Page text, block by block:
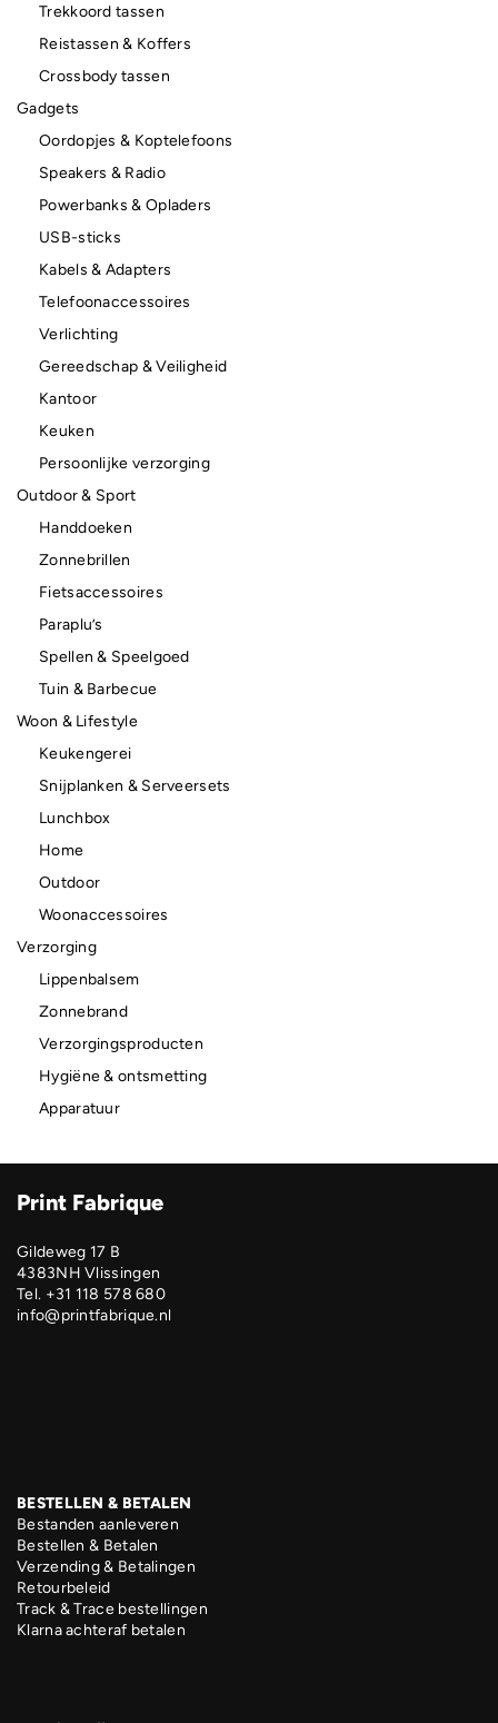
Trekkoord tassen
Reistassen & Koffers
Crossbody tassen
Gadgets
Oordopjes & Koptelefoons
Speakers & Radio
Powerbanks & Opladers
USB-sticks
Kabels & Adapters
Telefoonaccessoires
Verlichting
Gereedschap & Veiligheid
Kantoor
Keuken
Persoonlijke verzorging
Outdoor & Sport
Handdoeken
Zonnebrillen
Fietsaccessoires
Paraplu’s
Spellen & Speelgoed
Tuin & Barbecue
Woon & Lifestyle
Keukengerei
Snijplanken & Serveersets
Lunchbox
Home
Outdoor
Woonaccessoires
Verzorging
Lippenbalsem
Zonnebrand
Verzorgingsproducten
Hygiëne & ontsmetting
Apparatuur
Print Fabrique
Gildeweg 17 B
4383NH Vlissingen
Tel. +31 118 578 680
info@printfabrique.nl
BESTELLEN & BETALEN
Bestanden aanleveren
Bestellen & Betalen
Verzending & Betalingen
Retourbeleid
Track & Trace bestellingen
Klarna achteraf betalen